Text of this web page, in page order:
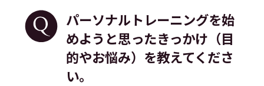
パーソナルトレーニングを始
めようと思ったきっかけ（目
的やお悩み）を教えてくださ
い。